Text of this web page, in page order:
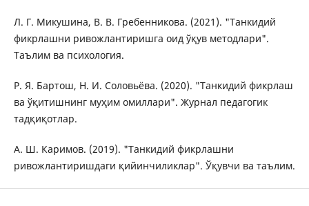
Л. Г. Микушина, В. В. Гребенникова. (2021). "Танкидий
фикрлашни ривожлантиришга оид ўқув методлари".
Таълим ва психология.
Р. Я. Бартош, Н. И. Соловьёва. (2020). "Танкидий фикрлаш
ва ўқитишнинг муҳим омиллари". Журнал педагогик
тадқиқотлар.
А. Ш. Каримов. (2019). "Танкидий фикрлашни
ривожлантиришдаги қийинчиликлар". Ўқувчи ва таълим.